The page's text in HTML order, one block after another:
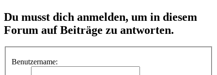
Du musst dich anmelden, um in diesem
Forum auf Beiträge zu antworten.
Benutzername: